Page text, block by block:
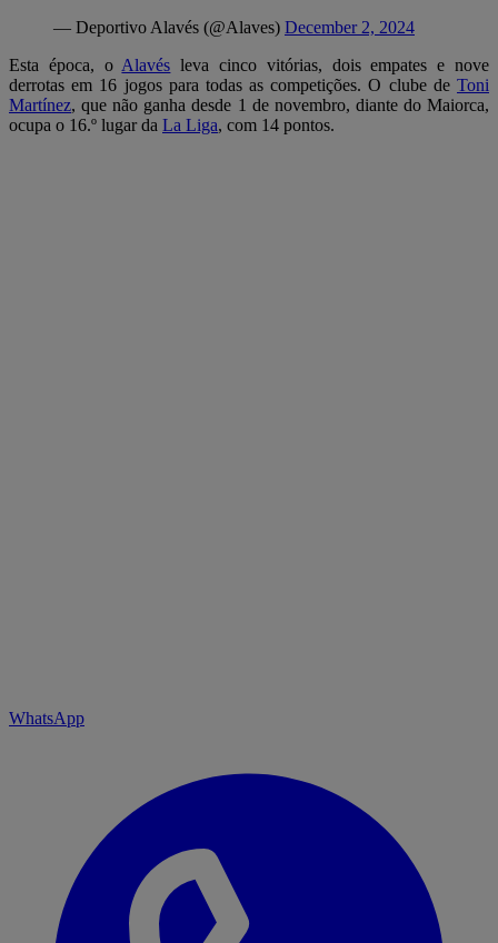
— Deportivo Alavés (@Alaves) December 2, 2024
Esta época, o Alavés leva cinco vitórias, dois empates e nove
derrotas em 16 jogos para todas as competições. O clube de Toni
Martínez, que não ganha desde 1 de novembro, diante do Maiorca,
ocupa o 16.º lugar da La Liga, com 14 pontos.
WhatsApp